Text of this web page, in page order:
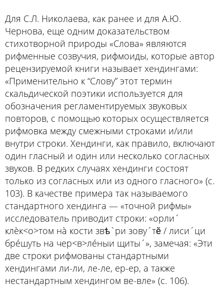
Для С.Л. Николаева, как ранее и для А.Ю.
Чернова, еще одним доказательством
стихотворной природы «Слова» являются
рифменные созвучия, рифмоиды, которые автор
рецензируемой книги называет хендингами:
«Применительно к “Слову” этот термин
скальдической поэтики используется для
обозначения регламентируемых звуковых
повторов, с помощью которых осуществляется
рифмовка между смежными строками и/или
внутри строки. Хендинги, как правило, включают
один гласный и один или несколько согласных
звуков. В редких случаях хендинги состоят
только из согласных или из одного гласного» (с.
103). В качестве примера так называемого
стандартного хендинга — «точной рифмы»
исследователь приводит строки: «орли´
клèк<о>том нà кости звѣ`ри зову´тĕ / лиси´ци
брéшуть на чер<в>лéныи щиты´», замечая: «Эти
две строки рифмованы стандартными
хендингами ли-ли, ле-ле, ер-ер, а также
нестандартным хендингом ве-вле» (с. 106).